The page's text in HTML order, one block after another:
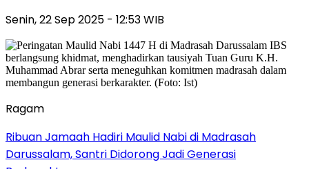
Senin, 22 Sep 2025 - 12:53 WIB
Ragam
Ribuan Jamaah Hadiri Maulid Nabi di Madrasah
Darussalam, Santri Didorong Jadi Generasi